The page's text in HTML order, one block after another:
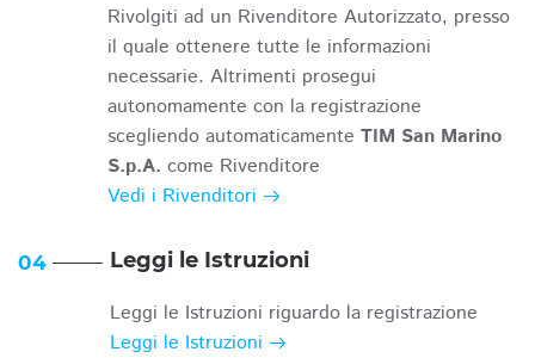
Rivolgiti ad un Rivenditore Autorizzato, presso
il quale ottenere tutte le informazioni
necessarie. Altrimenti prosegui
autonomamente con la registrazione
scegliendo automaticamente TIM San Marino
S.p.A. come Rivenditore
Vedi i Rivenditori
04 Leggi le Istruzioni
Leggi le Istruzioni riguardo la registrazione
Leggi le Istruzioni